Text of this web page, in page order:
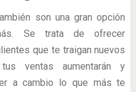
son una gran opción
Se trata de ofrecer
que te traigan nuevos
ventas aumentarán y
a cambio lo que más te